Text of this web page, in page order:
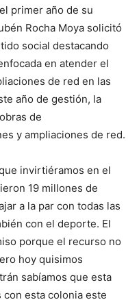
primer año de su
Rocha Moya solicitó
social destacando
en atender el
de red en las
año de gestión, la
de
y ampliaciones de red.
invirtiéramos en el
19 millones de
a la par con todas las
con el deporte. El
porque el recurso no
hoy quisimos
sabíamos que esta
esta colonia este